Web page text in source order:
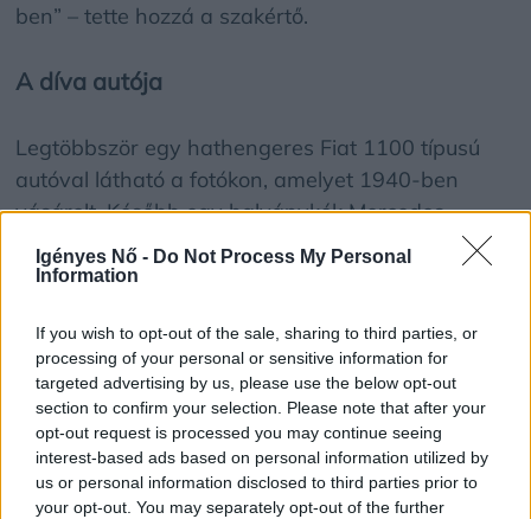
Igényes Nő - Do Not Process My Personal
Information
If you wish to opt-out of the sale, sharing to third parties, or
processing of your personal or sensitive information for
targeted advertising by us, please use the below opt-out
section to confirm your selection. Please note that after your
opt-out request is processed you may continue seeing
interest-based ads based on personal information utilized by
us or personal information disclosed to third parties prior to
your opt-out. You may separately opt-out of the further
ben” – tette hozzá a szakértő.
A díva autója
Legtöbbször egy hathengeres Fiat 1100 típusú
autóval látható a fotókon, amelyet 1940-ben
vásárolt. Később egy halványkék Mercedes-
Benzről olvashatunk a korabeli újságokban.
Rajongói előszeretettel hagyták ott kézjegyüket a
márkajelzést, vagy a tükröt a járműről.
Valószínűleg ez volt az oka annak, hogy Karády
legtöbbször taxizott, vagy bérelt autóval utazott –
ő maga ritkán ült a volán mögé.
Félbetört karrier